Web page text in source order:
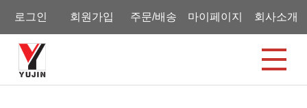
로그인 회원가입 주문/배송 마이페이지 회사소개